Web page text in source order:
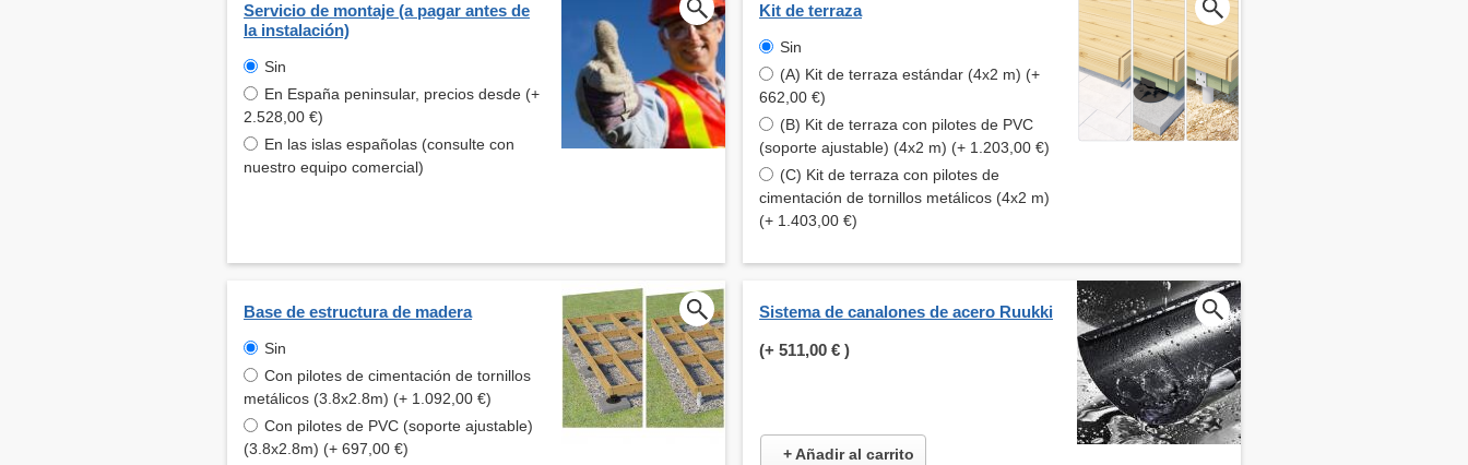
Servicio de montaje (a pagar antes de
la instalación)
Sin
En España peninsular, precios desde (+
2.528,00 €)
En las islas españolas (consulte con
nuestro equipo comercial)
Kit de terraza
Sin
(A) Kit de terraza estándar (4x2 m) (+
662,00 €)
(B) Kit de terraza con pilotes de PVC
(soporte ajustable) (4x2 m) (+ 1.203,00 €)
(C) Kit de terraza con pilotes de
cimentación de tornillos metálicos (4x2 m)
(+ 1.403,00 €)
Base de estructura de madera
Sin
Con pilotes de cimentación de tornillos
metálicos (3.8x2.8m) (+ 1.092,00 €)
Con pilotes de PVC (soporte ajustable)
(3.8x2.8m) (+ 697,00 €)
Sistema de canalones de acero Ruukki
(+ 511,00 € )
+ Añadir al carrito